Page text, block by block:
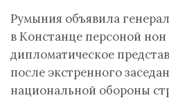
Румыния объявила
в Констанце персоной нон
дипломатическое
после экстренного
национальной обороны